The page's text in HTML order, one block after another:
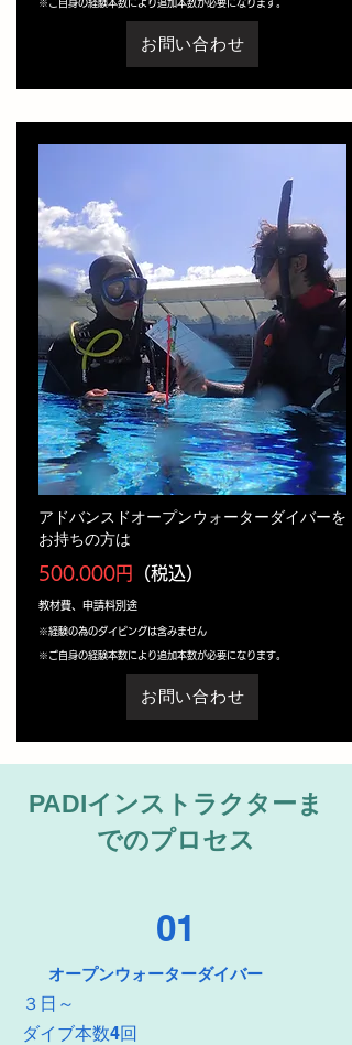
※ご自身の経験本数により追加本数が必要になります。
お問い合わせ
アドバンスドオープンウォーターダイバーを
お持ちの方は
500.000円 （税込）
教材費、申請料別途
※経験の為のダイビングは含みません
※ご自身の経験本数により追加本数が必要になります。
お問い合わせ
PADIインストラクターま
でのプロセス
01
​オープンウォーターダイバー
３日～
ダイブ本数4回